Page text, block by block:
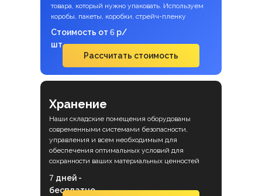
товара, который нужно упаковать. Используем
коробы, пакеты, коробки, стрейч-пленку
Стоимость от 6 р/
шт
Рассчитать стоимость
Хранение
Наши складские помещения оборудованы
современными системами безопасности,
управления и всем необходимым для
обеспечения оптимальных условий для
сохранности ваших материальных ценностей
7 дней -
бесплатно